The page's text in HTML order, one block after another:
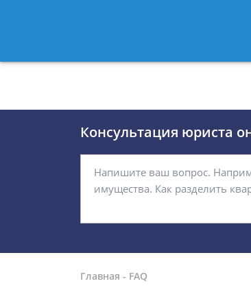
8
Консультация юриста
Главная - FAQ